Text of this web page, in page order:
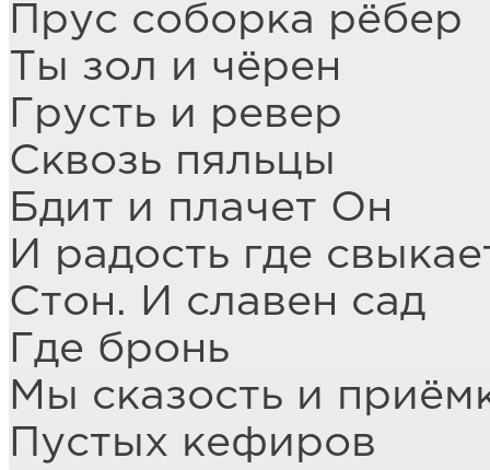
Прус соборка рёбер
Ты зол и чёрен
Грусть и ревер
Сквозь пяльцы
Бдит и плачет Он
И радость где
Стон. И славен сад
Где бронь
Мы сказость и
Пустых кефиров